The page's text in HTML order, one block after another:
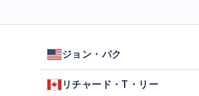
ジョン・パク
リチャード・T・リー